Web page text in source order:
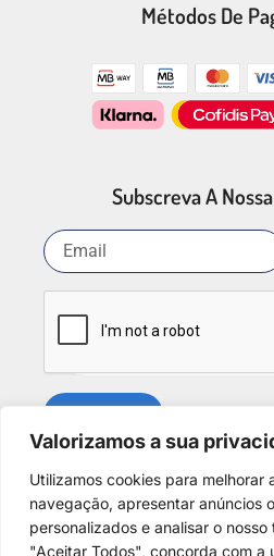
Valorizamos a sua
Utilizamos cookies para melhorar
navegação, apresentar anúncios
personalizados e analisar o
"Aceitar Todos", concorda com a
Métodos De
Subscreva A
Redes